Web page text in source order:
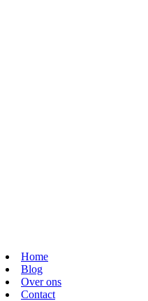
Home
Blog
Over ons
Contact